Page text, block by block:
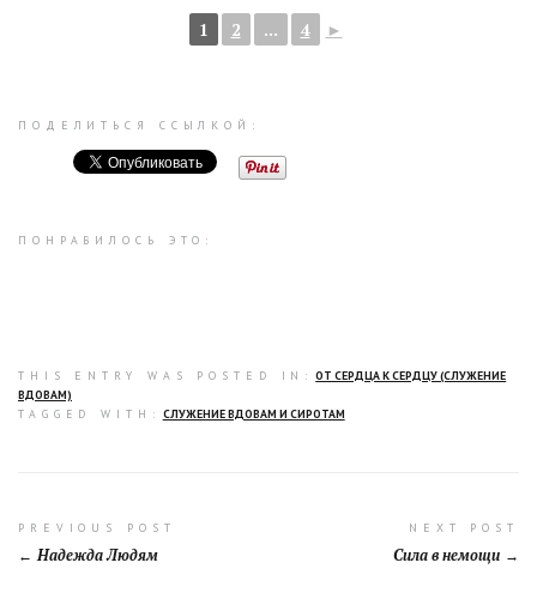
1 2 ... 4 ►
ПОДЕЛИТЬСЯ ССЫЛКОЙ:
ПОНРАВИЛОСЬ ЭТО:
THIS ENTRY WAS POSTED IN: ОТ СЕРДЦА К СЕРДЦУ (СЛУЖЕНИЕ
ВДОВАМ)
TAGGED WITH: СЛУЖЕНИЕ ВДОВАМ И СИРОТАМ
Навигация
PREVIOUS POST
Надежда Людям
NEXT POST
Сила в немощи